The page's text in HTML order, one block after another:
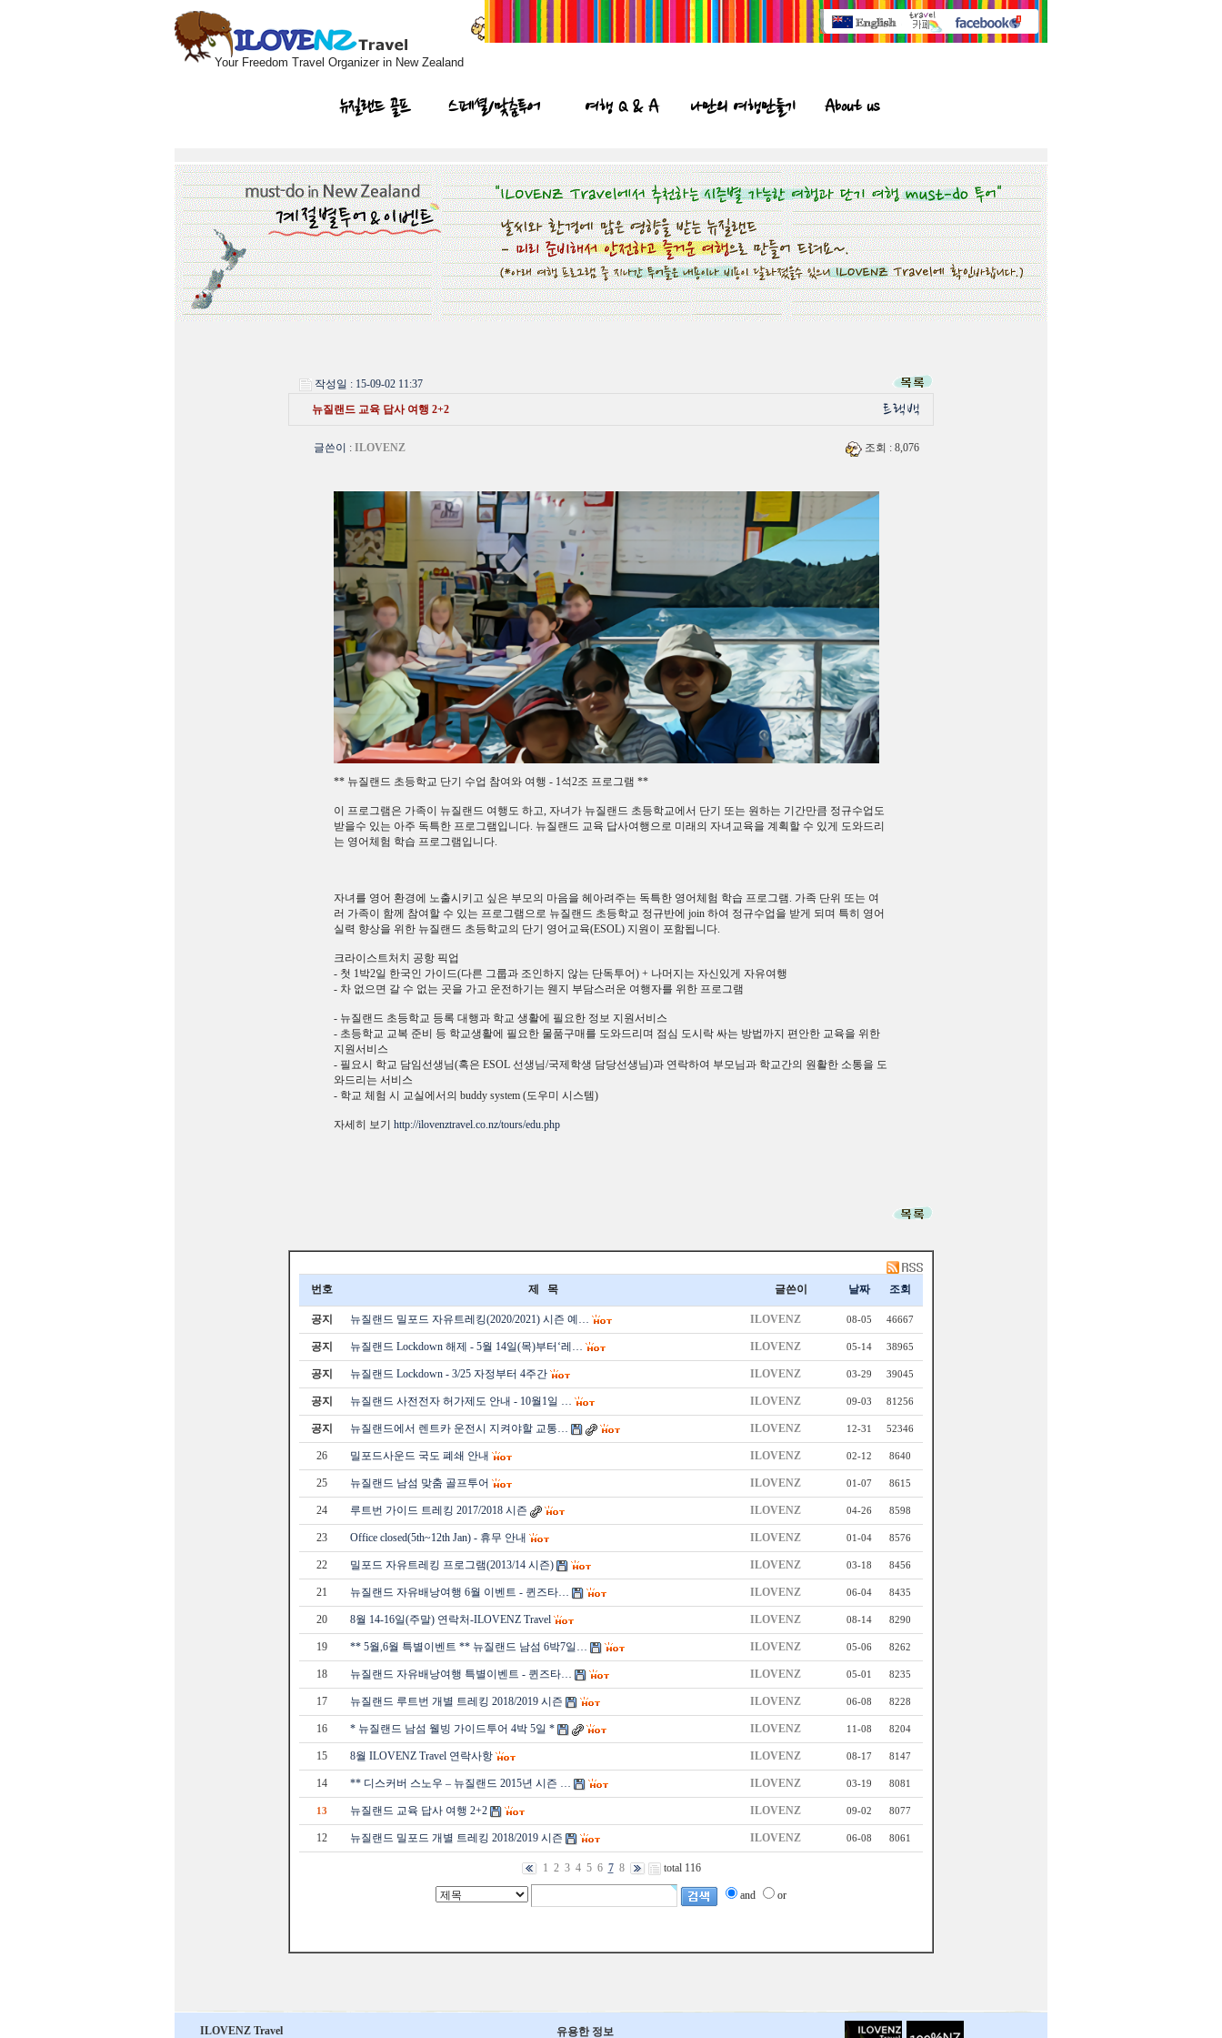
Your Freedom Travel Organizer in New Zealand
뉴질랜드 골프 스페셜/맞춤투어 여행 Q & A 나만의 여행만들기 About us
작성일 : 15-09-02 11:37
뉴질랜드 교육 답사 여행 2+2
글쓴이 : ILOVENZ 조회 : 8,076
** 뉴질랜드 초등학교 단기 수업 참여와 여행 - 1석2조 프로그램 **
이 프로그램은 가족이 뉴질랜드 여행도 하고, 자녀가 뉴질랜드 초등학교에서 단기 또는 원하는 기간만큼 정규수업도
받을수 있는 아주 독특한 프로그램입니다. 뉴질랜드 교육 답사여행으로 미래의 자녀교육을 계획할 수 있게 도와드리
는 영어체험 학습 프로그램입니다.
자녀를 영어 환경에 노출시키고 싶은 부모의 마음을 헤아려주는 독특한 영어체험 학습 프로그램. 가족 단위 또는 여
러 가족이 함께 참여할 수 있는 프로그램으로 뉴질랜드 초등학교 정규반에 join 하여 정규수업을 받게 되며 특히 영어
실력 향상을 위한 뉴질랜드 초등학교의 단기 영어교육(ESOL) 지원이 포함됩니다.
크라이스트처치 공항 픽업
- 첫 1박2일 한국인 가이드(다른 그룹과 조인하지 않는 단독투어) + 나머지는 자신있게 자유여행
- 차 없으면 갈 수 없는 곳을 가고 운전하기는 웬지 부담스러운 여행자를 위한 프로그램
- 뉴질랜드 초등학교 등록 대행과 학교 생활에 필요한 정보 지원서비스
- 초등학교 교복 준비 등 학교생활에 필요한 물품구매를 도와드리며 점심 도시락 싸는 방법까지 편안한 교육을 위한
지원서비스
- 필요시 학교 담임선생님(혹은 ESOL 선생님/국제학생 담당선생님)과 연락하여 부모님과 학교간의 원활한 소통을 도
와드리는 서비스
- 학교 체험 시 교실에서의 buddy system (도우미 시스템)
자세히 보기 http://ilovenztravel.co.nz/tours/edu.php
번호 제 목 글쓴이 날짜 조회
공지 뉴질랜드 밀포드 자유트레킹(2020/2021) 시즌 예… ILOVENZ 08-05 46667
공지 뉴질랜드 Lockdown 해제 - 5월 14일(목)부터‘레… ILOVENZ 05-14 38965
공지 뉴질랜드 Lockdown - 3/25 자정부터 4주간 ILOVENZ 03-29 39045
공지 뉴질랜드 사전전자 허가제도 안내 - 10월1일 … ILOVENZ 09-03 81256
공지 뉴질랜드에서 렌트카 운전시 지켜야할 교통… ILOVENZ 12-31 52346
26 밀포드사운드 국도 폐쇄 안내 ILOVENZ 02-12 8640
25 뉴질랜드 남섬 맞춤 골프투어 ILOVENZ 01-07 8615
24 루트번 가이드 트레킹 2017/2018 시즌 ILOVENZ 04-26 8598
23 Office closed(5th~12th Jan) - 휴무 안내 ILOVENZ 01-04 8576
22 밀포드 자유트레킹 프로그램(2013/14 시즌) ILOVENZ 03-18 8456
21 뉴질랜드 자유배낭여행 6월 이벤트 - 퀸즈타… ILOVENZ 06-04 8435
20 8월 14-16일(주말) 연락처-ILOVENZ Travel ILOVENZ 08-14 8290
19 ** 5월,6월 특별이벤트 ** 뉴질랜드 남섬 6박7일… ILOVENZ 05-06 8262
18 뉴질랜드 자유배낭여행 특별이벤트 - 퀸즈타… ILOVENZ 05-01 8235
17 뉴질랜드 루트번 개별 트레킹 2018/2019 시즌 ILOVENZ 06-08 8228
16 * 뉴질랜드 남섬 웰빙 가이드투어 4박 5일 * ILOVENZ 11-08 8204
15 8월 ILOVENZ Travel 연락사항 ILOVENZ 08-17 8147
14 ** 디스커버 스노우 – 뉴질랜드 2015년 시즌 … ILOVENZ 03-19 8081
13 뉴질랜드 교육 답사 여행 2+2 ILOVENZ 09-02 8077
12 뉴질랜드 밀포드 개별 트레킹 2018/2019 시즌 ILOVENZ 06-08 8061
1 2 3 4 5 6 7 8 total 116
and or
유용한 정보
ILOVENZ Travel